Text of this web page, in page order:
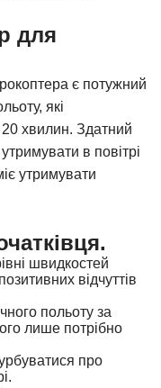
для
є потужний
які
20 хвилин. Здатний
в повітрі
утримувати
швидкостей
відчуттів
польоту за
лише потрібно
про